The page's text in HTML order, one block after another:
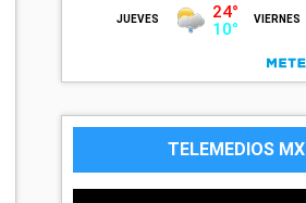
TELEMEDIOS MX